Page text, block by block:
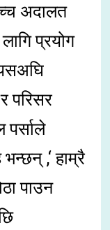
अदालत
प्रयोग
परिसर
पर्साले
,‘ हाम्रै
पाउन